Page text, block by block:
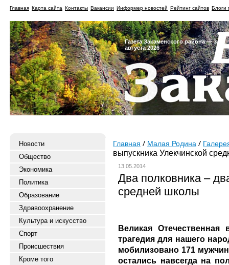
Главная Карта сайта Контакты Вакансии Информер новостей Рейтинг сайтов Блоги
Газета Закаменского района — 3
августа 2026
Новости
Общество
Экономика
Политика
Образование
Здравоохранение
Культура и искусство
Спорт
Происшествия
Кроме того
Главная Малая Родина
выпускника Улекчинской
13.05.2014
Два полковника –
средней школы
Великая
трагедия для нашего
мобилизовано 171
остались навсегда на